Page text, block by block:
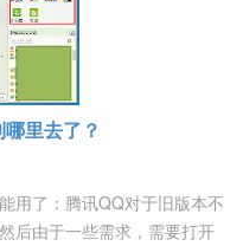
里去了？
用了：腾讯QQ对于旧版本不
后由于一些需求，需要打开